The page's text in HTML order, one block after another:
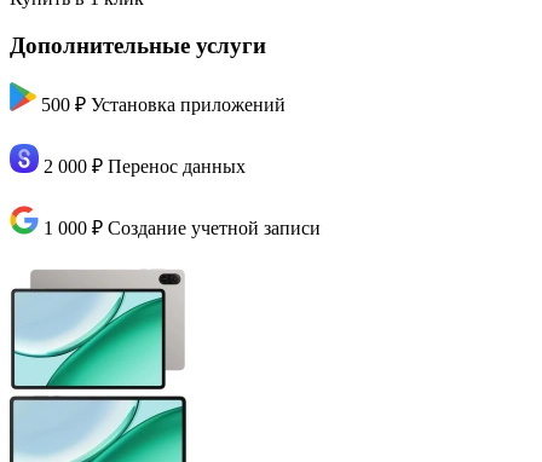
Дополнительные услуги
500 ₽ Установка приложений
2 000 ₽ Перенос данных
1 000 ₽ Создание учетной записи